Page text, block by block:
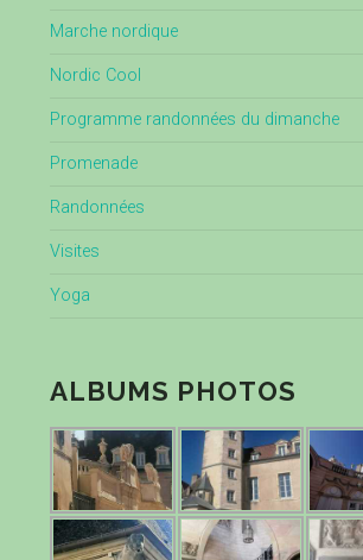
Marche nordique
Nordic Cool
Programme randonnées du dimanche
Promenade
Randonnées
Visites
Yoga
ALBUMS PHOTOS